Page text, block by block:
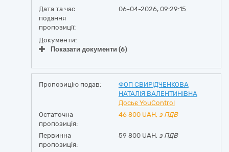
Дата та час
подання
пропозиції:
06-04-2026, 09:29:15
Документи:
Показати документи (6)
Пропозицію подав:
ФОП СВИРІДЧЕНКОВА
НАТАЛІЯ ВАЛЕНТИНІВНА
Досьє YouControl
Остаточна
пропозиція:
46 800 UAH, з ПДВ
Первинна
пропозиція:
59 800 UAH, з ПДВ